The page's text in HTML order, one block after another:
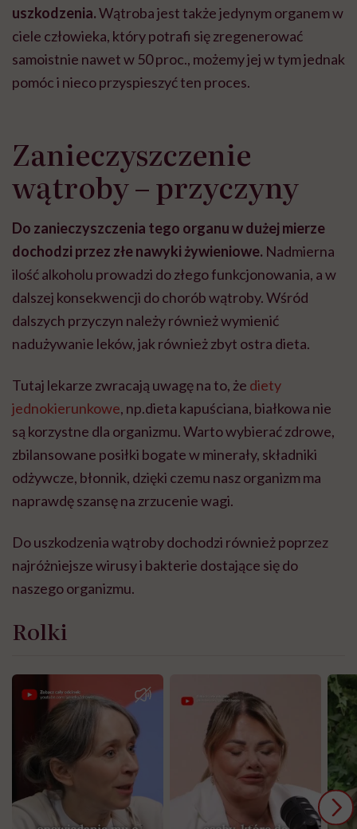
uszkodzenia.Wątroba jest także jedynym organem w
ciele człowieka, który potrafi się zregenerować
samoistnie nawet w 50 proc., możemy jej w tym jednak
pomóc i nieco przyspieszyć ten proces.
Zanieczyszczenie
wątroby – przyczyny
Do zanieczyszczenia tego organu w dużej mierze
dochodzi przez złe nawyki żywieniowe. Nadmierna
ilość alkoholu prowadzi do złego funkcjonowania, a w
dalszej konsekwencji do chorób wątroby. Wśród
dalszych przyczyn należy również wymienić
nadużywanie leków, jak również zbyt ostra dieta.
Tutaj lekarze zwracają uwagę na to, że diety
jednokierunkowe, np.dieta kapuściana, białkowa nie
są korzystne dla organizmu. Warto wybierać zdrowe,
zbilansowane posiłki bogate w minerały, składniki
odżywcze, błonnik, dzięki czemu nasz organizm ma
naprawdę szansę na zrzucenie wagi.
Do uszkodzenia wątroby dochodzi również poprzez
najróżniejsze wirusy i bakterie dostające się do
naszego organizmu.
Rolki